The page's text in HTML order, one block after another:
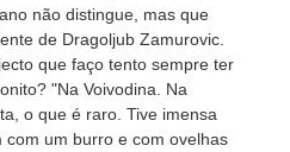
não distingue, mas que
de Dragoljub Zamurovic.
que faço tento sempre ter
"Na Voivodina. Na
o que é raro. Tive imensa
um burro e com ovelhas